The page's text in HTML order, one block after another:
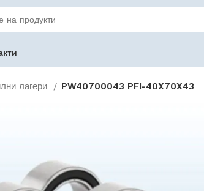
лагери PW40700043 PFI-40X70X43